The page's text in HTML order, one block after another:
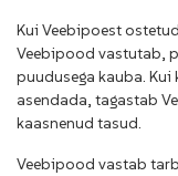
Kui Veebipoest
Veebipood vastutab,
puudusega kauba.
asendada, tagastab
kaasnenud tasud.
Veebipood vastab